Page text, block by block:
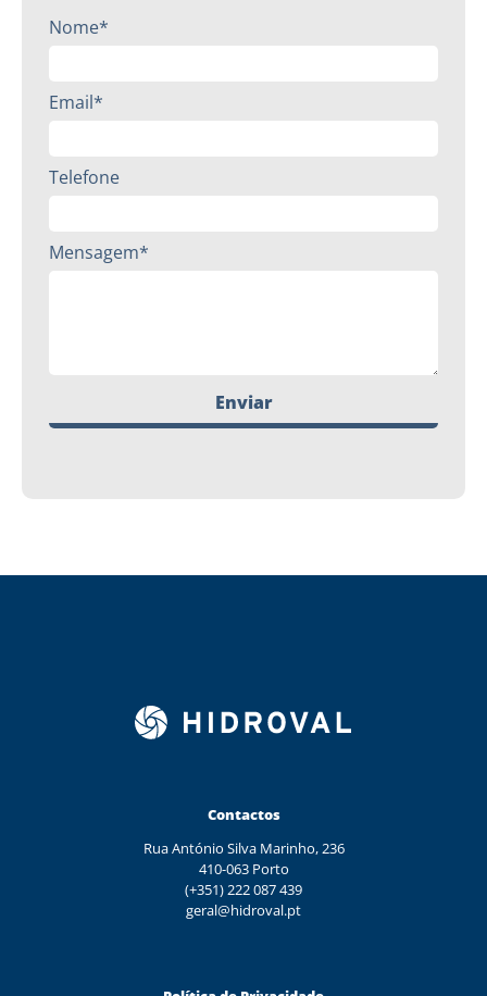
Nome*
Email*
Telefone
Mensagem*
Enviar
Contactos
Rua António Silva Marinho, 236
410-063 Porto
(+351) 222 087 439
geral@hidroval.pt